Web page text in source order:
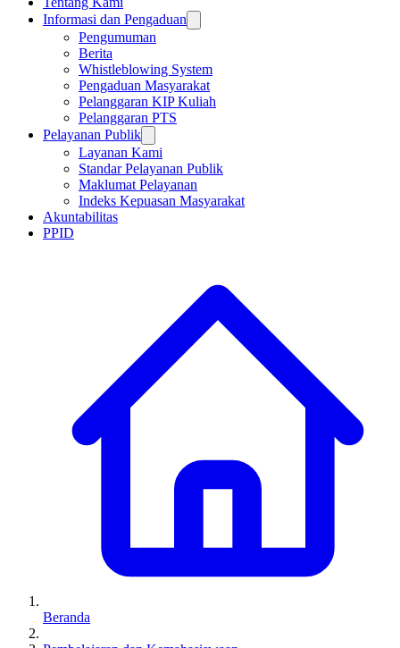
Informasi dan Pengaduan
Pengumuman
Berita
Whistleblowing System
Pengaduan Masyarakat
Pelanggaran KIP Kuliah
Pelanggaran PTS
Pelayanan Publik
Layanan Kami
Standar Pelayanan Publik
Maklumat Pelayanan
Indeks Kepuasan Masyarakat
Akuntabilitas
PPID
Beranda